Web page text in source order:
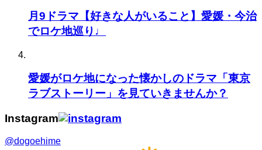
月9ドラマ【好きな人がいること】愛媛・今治
でロケ地巡り♩
愛媛がロケ地になった懐かしのドラマ「東京
ラブストーリー」を見ていきませんか？
Instagram
@dogoehime